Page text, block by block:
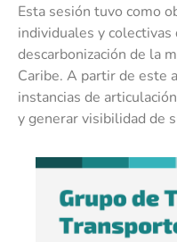
Esta sesión tuvo como
individuales y
descarbonización de la
Caribe. A partir de este
instancias de
y generar visibilidad de